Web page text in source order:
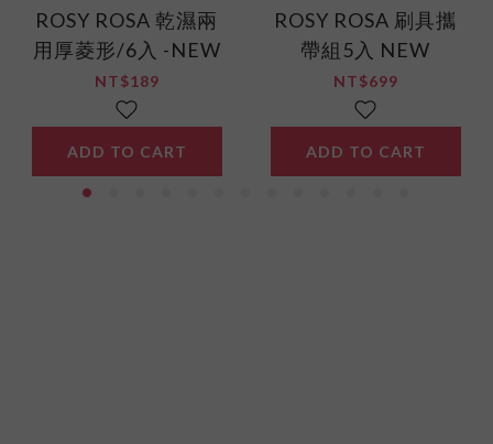
ROSY ROSA 乾濕兩
用厚菱形/6入 -NEW
NT$189
ADD TO CART
ROSY ROSA 刷具攜
帶組5入 NEW
NT$699
ADD TO CART